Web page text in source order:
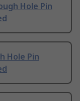
Hole Pin
Hole Pin